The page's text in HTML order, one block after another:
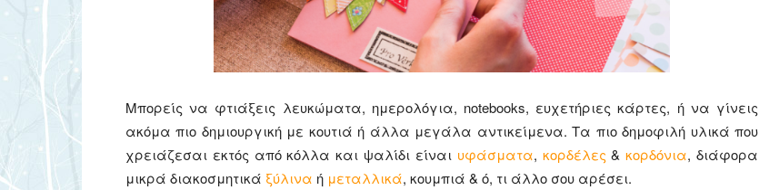
Μπορείς να φτιάξεις λευκώματα, ημερολόγια, notebooks, ευχετήριες κάρτες, ή να γίνεις
ακόμα πιο δημιουργική με κουτιά ή άλλα μεγάλα αντικείμενα. Τα πιο δημοφιλή υλικά που
χρειάζεσαι εκτός από κόλλα και ψαλίδι είναι υφάσματα, κορδέλες &κορδόνια, διάφορα
μικρά διακοσμητικά ξύλινα ή μεταλλικά, κουμπιά & ό, τι άλλο σου αρέσει.